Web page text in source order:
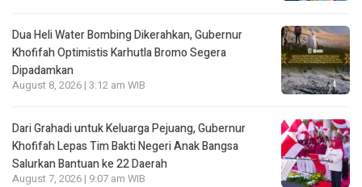
Dua Heli Water Bombing Dikerahkan, Gubernur
Khofifah Optimistis Karhutla Bromo Segera
Dipadamkan
August 8, 2026 | 3:12 am WIB
Dari Grahadi untuk Keluarga Pejuang, Gubernur
Khofifah Lepas Tim Bakti Negeri Anak Bangsa
Salurkan Bantuan ke 22 Daerah
August 7, 2026 | 9:07 am WIB